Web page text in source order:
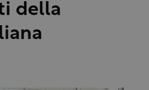
della